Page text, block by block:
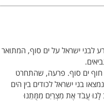
לבני ישראל על ים סוף, המתואר
חוף ים סוף. פרעה, שהתחרט
בני ישראל לכודים בין הים
עֲבֹד אֶת מִצְרַיִם מִמֻּתֵנוּ